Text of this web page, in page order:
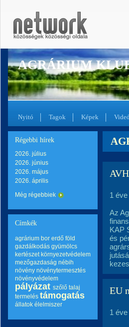
AGRÁRIUM
Nyitó Tagok Képek
Régebbi hírek
2026. július
2026. június
2026. május
2026. április
Még régebbiek
Címkék
agrárium bor erdő föld
gazdálkodás gyümölcs
kertészet környezetvédelem
mezőgazdaság nébih
növény növénytermesztés
növényvédelem
pályázat szőlő talaj
termelés támogatás
állatok élelmiszer
1 éve
Az
KAP
és
EU
1 éve